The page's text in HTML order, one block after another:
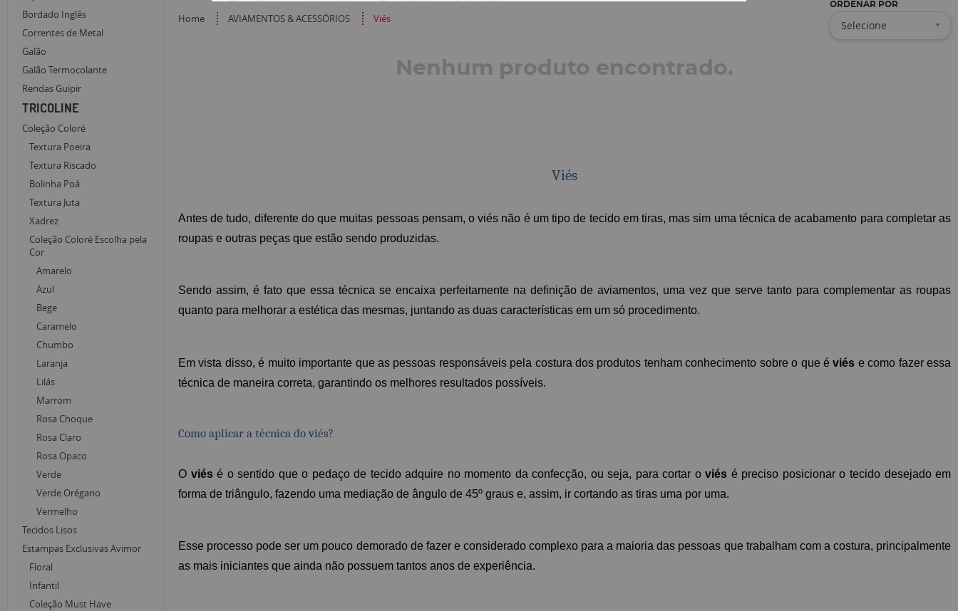
Bordado Inglês
Correntes de Metal
Galão
Galão Termocolante
Rendas Guipir
TRICOLINE
Coleção Coloré
Textura Poeira
Textura Riscado
Bolinha Poá
Textura Juta
Xadrez
Coleção Coloré Escolha pela
Cor
Amarelo
Azul
Bege
Caramelo
Chumbo
Laranja
Lilás
Marrom
Rosa Choque
Rosa Claro
Rosa Opaco
Verde
Verde Orégano
Vermelho
Tecidos Lisos
Estampas Exclusivas Avimor
Floral
Infantil
Coleção Must Have
Home AVIAMENTOS & ACESSÓRIOS Viés
ORDENAR POR
Selecione
Nenhum produto encontrado.
Viés
Antes de tudo, diferente do que muitas pessoas pensam, o viés não é um tipo de tecido em tiras, mas sim uma técnica de acabamento para completar as
roupas e outras peças que estão sendo produzidas.
Sendo assim, é fato que essa técnica se encaixa perfeitamente na definição de aviamentos, uma vez que serve tanto para complementar as roupas
quanto para melhorar a estética das mesmas, juntando as duas características em um só procedimento.
Em vista disso, é muito importante que as pessoas responsáveis pela costura dos produtos tenham conhecimento sobre o que é viés e como fazer essa
técnica de maneira correta, garantindo os melhores resultados possíveis.
Como aplicar a técnica do viés?
O viés é o sentido que o pedaço de tecido adquire no momento da confecção, ou seja, para cortar o viés é preciso posicionar o tecido desejado em
forma de triângulo, fazendo uma mediação de ângulo de 45º graus e, assim, ir cortando as tiras uma por uma.
Esse processo pode ser um pouco demorado de fazer e considerado complexo para a maioria das pessoas que trabalham com a costura, principalmente
as mais iniciantes que ainda não possuem tantos anos de experiência.